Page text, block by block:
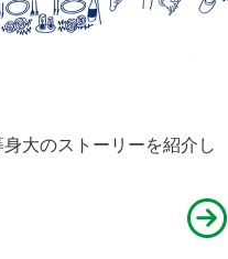
大のストーリーを紹介し